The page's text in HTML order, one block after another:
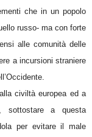
che in un popolo
russo- ma con forte
alle comunità delle
a incursioni straniere
civiltà europea ed a
sottostare a questa
per evitare il male